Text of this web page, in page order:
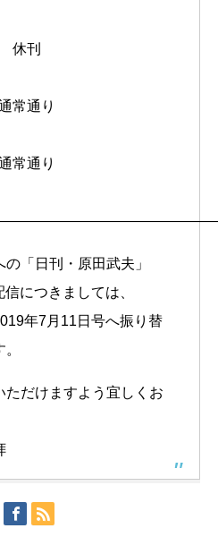
） 休刊
通常通り
通常通り
「日刊・原田武夫」
につきましては、
年7月11日号へ振り替
ただけますよう宜しくお